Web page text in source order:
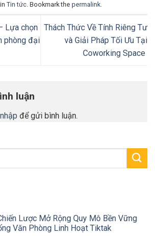
Tin tức. Bookmark the permalink.
Lựa chọn
phòng đại
Thách Thức Về Tính Riêng Tư
và Giải Pháp Tối Ưu Tại
Coworking Space
luận
để gửi bình luận.
Lược Mở Rộng Quy Mô Bền Vững
Văn Phòng Linh Hoạt Tiktak